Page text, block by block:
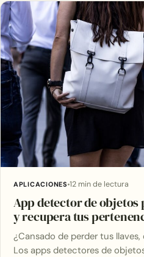
APLICACIONES 12 min de lectura
App detector de
y recupera tus
¿Cansado de perder tus
Los apps detectores de